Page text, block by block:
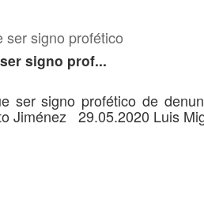
signo prof...
ser signo profético de
Jiménez 29.05.2020 Luis